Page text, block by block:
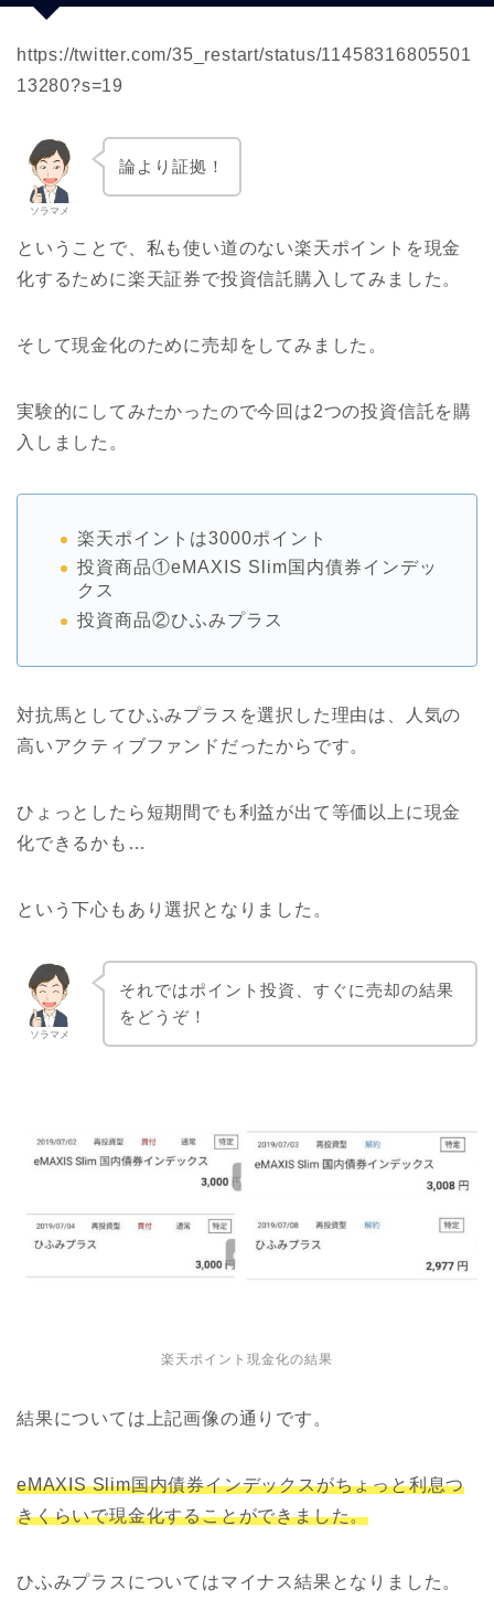
https://twitter.com/35_restart/status/11458316805501
13280?s=19
ソラマメ
論より証拠！
ということで、私も使い道のない楽天ポイントを現金
化するために楽天証券で投資信託購入してみました。
そして現金化のために売却をしてみました。
実験的にしてみたかったので今回は2つの投資信託を購
入しました。
楽天ポイントは3000ポイント
投資商品①eMAXIS Slim国内債券インデッ
クス
投資商品②ひふみプラス
対抗馬としてひふみプラスを選択した理由は、人気の
高いアクティブファンドだったからです。
ひょっとしたら短期間でも利益が出て等価以上に現金
化できるかも…
という下心もあり選択となりました。
ソラマメ
それではポイント投資、すぐに売却の結果
をどうぞ！
楽天ポイント現金化の結果
結果については上記画像の通りです。
eMAXIS Slim国内債券インデックスがちょっと利息つ
きくらいで現金化することができました。
ひふみプラスについてはマイナス結果となりました。